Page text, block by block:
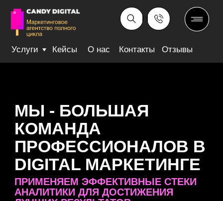
Услуги Кейсы
ПРОФЕССИОНАЛОВ В
DIGITAL МАРКЕТИНГЕ
ПРИМЕНЯЕМ ЭФФЕКТИВНЫЕ СТЕКИ
АНАЛИТИКИ ДЛЯ ДОСТИЖЕНИЯ
ЛУЧШИХ РЕЗУЛЬТАТОВ